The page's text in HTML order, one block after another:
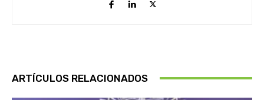
ARTÍCULOS RELACIONADOS